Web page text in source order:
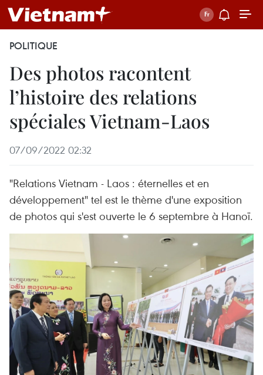
POLITIQUE
Des photos racontent
l’histoire des relations
spéciales Vietnam-Laos
07/09/2022 02:32
"Relations Vietnam - Laos : éternelles et en
développement" tel est le thème d'une exposition
de photos qui s'est ouverte le 6 septembre à Hanoï.